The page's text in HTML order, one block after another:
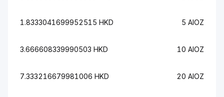
1.8333041699952515 HKD 5 AIOZ
3.666608339990503 HKD 10 AIOZ
7.333216679981006 HKD 20 AIOZ